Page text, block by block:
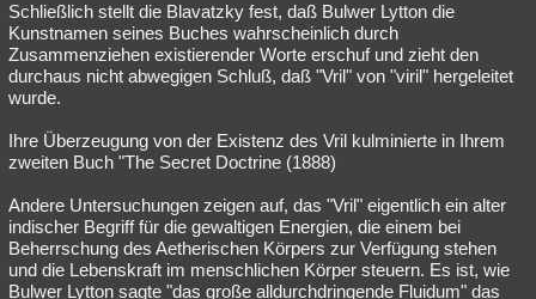
Schließlich stellt die Blavatzky fest, daß Bulwer Lytton die
Kunstnamen seines Buches wahrscheinlich durch
Zusammenziehen existierender Worte erschuf und zieht den
durchaus nicht abwegigen Schluß, daß "Vril" von "viril" hergeleitet
wurde.
Ihre Überzeugung von der Existenz des Vril kulminierte in Ihrem
zweiten Buch "The Secret Doctrine (1888)
Andere Untersuchungen zeigen auf, das "Vril" eigentlich ein alter
indischer Begriff für die gewaltigen Energien, die einem bei
Beherrschung des Aetherischen Körpers zur Verfügung stehen
und die Lebenskraft im menschlichen Körper steuern. Es ist, wie
Bulwer Lytton sagte "das große alldurchdringende Fluidum" das